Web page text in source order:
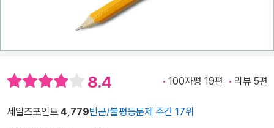
8.4 100자평 19편 리뷰 5편
세일즈포인트 4,779빈곤/불평등문제 주간 17위